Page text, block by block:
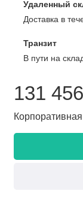
Удаленный
Доставка в
Транзит
В пути на
131